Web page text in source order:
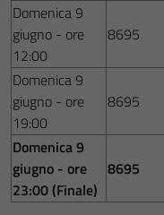
Domenica 9
giugno - ore
12:00
8695
Domenica 9
giugno - ore
19:00
8695
Domenica 9
giugno - ore
23:00 (Finale)
8695